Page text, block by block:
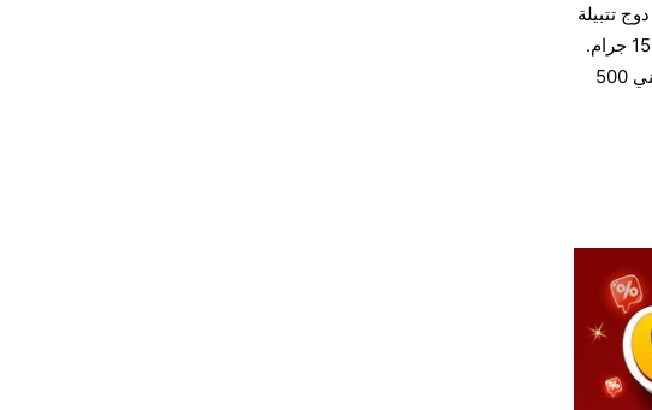
هوت دوج تتبيلة
حرة 250 جم 2 حبة. وتجدون كذلك بشرة خير حلوب مكس 700 جرام. كما ولدينا كذلك كريستال سمنة نبتي ممتازة 1500 جرام.
ويوجد هنا كذلك فريزين الحلوب سمنة 700 جرام. كذلك الجيزاوي دقيق 1 كيلو جرام. وأيضا لا ننسى كذلك فيكتو سكر بني 500